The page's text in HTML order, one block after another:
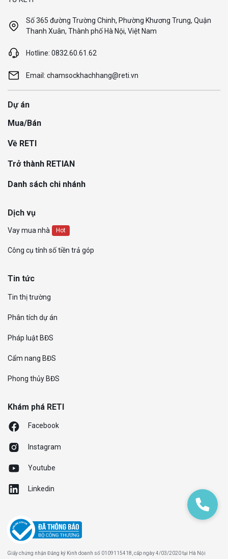
Số 365 đường Trường Chinh, Phường Khương Trung, Quận
Thanh Xuân, Thành phố Hà Nội, Việt Nam
Hotline: 0832.60.61.62
Email: chamsockhachhang@reti.vn
Dự án
Mua/Bán
Về RETI
Trở thành RETIAN
Danh sách chi nhánh
Dịch vụ
Vay mua nhà Hot
Công cụ tính số tiền trả góp
Tin tức
Tin thị trường
Phân tích dự án
Pháp luật BĐS
Cẩm nang BĐS
Phong thủy BĐS
Khám phá RETI
Facebook
Instagram
Youtube
Linkedin
Giấy chứng nhận Đăng ký Kinh doanh số 0109115418, cấp ngày 4/03/2020 tại Hà Nội